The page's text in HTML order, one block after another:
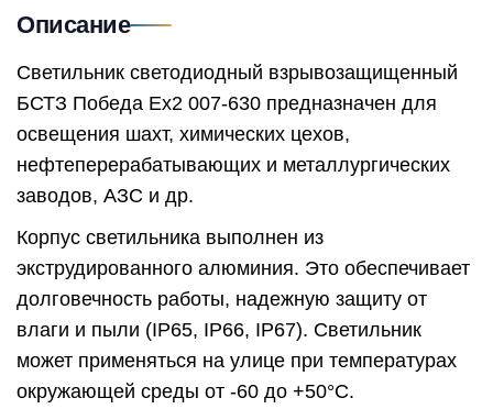
Описание
Светильник светодиодный взрывозащищенный
БСТЗ Победа Ex2 007-630 предназначен для
освещения шахт, химических цехов,
нефтеперерабатывающих и металлургических
заводов, АЗС и др.
Корпус светильника выполнен из
экструдированного алюминия. Это обеспечивает
долговечность работы, надежную защиту от
влаги и пыли (IP65, IP66, IP67). Светильник
может применяться на улице при температурах
окружающей среды от -60 до +50°C.